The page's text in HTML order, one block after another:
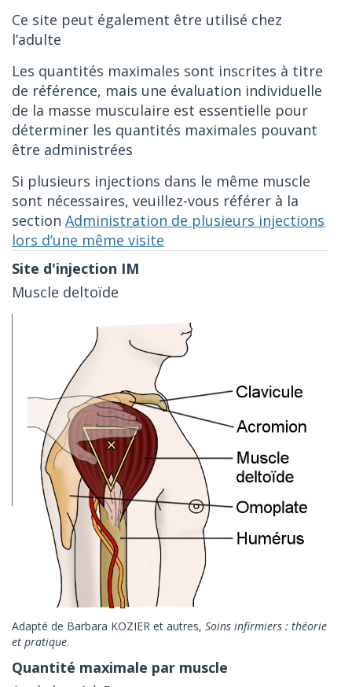
Ce site peut également être utilisé chez
l’adulte
Les quantités maximales sont inscrites à titre
de référence, mais une évaluation individuelle
de la masse musculaire est essentielle pour
déterminer les quantités maximales pouvant
être administrées
Si plusieurs injections dans le même muscle
sont nécessaires, veuillez-vous référer à la
section Administration de plusieurs injections
lors d’une même visite
Muscle deltoïde
Adapté de Barbara KOZIER et autres, Soins infirmiers : théorie
et pratique.